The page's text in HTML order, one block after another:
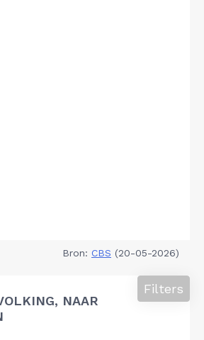
Bron: CBS (20-05-2026)
NAAR
Filters